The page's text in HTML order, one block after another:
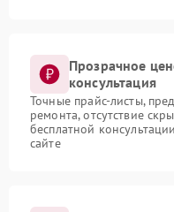
Прозрачное
консультация
Точные прайс-листы,
ремонта, отсутствие
бесплатной
сайте